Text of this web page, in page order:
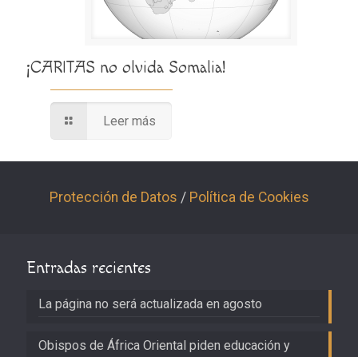
¡CARITAS no olvida Somalia!
Leer más
Protección de Datos / Política de Cookies
Entradas recientes
La página no será actualizada en agosto
Obispos de África Oriental piden educación y